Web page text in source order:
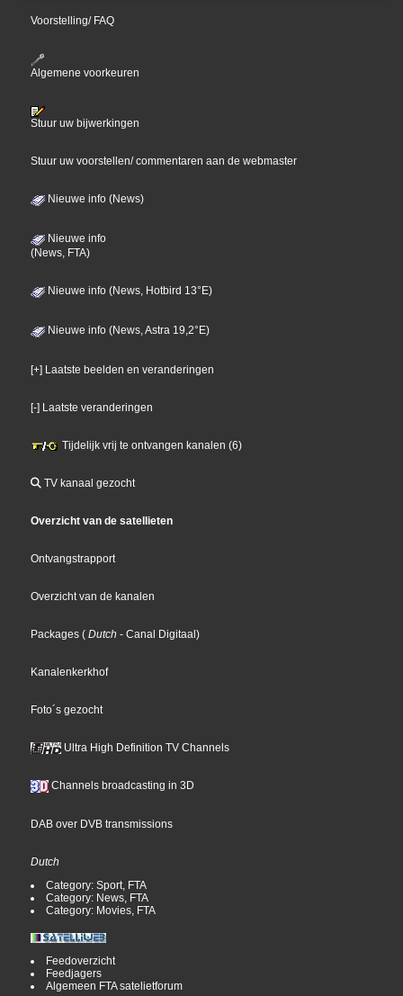
Voorstelling/ FAQ
Algemene voorkeuren
Stuur uw bijwerkingen
Stuur uw voorstellen/ commentaren aan de webmaster
Nieuwe info (News)
Nieuwe info
(News, FTA)
Nieuwe info (News, Hotbird 13°E)
Nieuwe info (News, Astra 19,2°E)
[+] Laatste beelden en veranderingen
[-] Laatste veranderingen
Tijdelijk vrij te ontvangen kanalen (6)
TV kanaal gezocht
Overzicht van de satellieten
Ontvangstrapport
Overzicht van de kanalen
Packages ( Dutch - Canal Digitaal)
Kanalenkerkhof
Foto´s gezocht
Ultra High Definition TV Channels
Channels broadcasting in 3D
DAB over DVB transmissions
Dutch
Category: Sport, FTA
Category: News, FTA
Category: Movies, FTA
Feedoverzicht
Feedjagers
Algemeen FTA satelietforum